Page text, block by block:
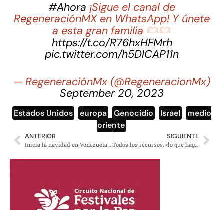
#Ahora ¡Sigue el canal de
RegeneraciónMX en WhatsApp! Y únete
a esta gran familia
https://t.co/R76hxHFMrh
pic.twitter.com/h5DlCAP11n
— RegeneraciónMx (@RegeneracionMx)
September 20, 2023
Estados Unidos europa Genocidio Israel
medio
oriente
ANTERIOR
Inicia la navidad en Venezuela tras decreto de Nicolás Maduro
SIGUIENTE
Todos los recursos, «lo que haga falta» para apoyar a Guerrero: Sheinbaum